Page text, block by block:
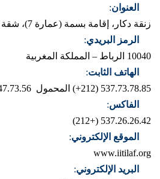
العنوان:
زنقة دكار، إقامة بسمة (عمارة 7)، شقة 2، حي المحيط – الرباط
الرمز البريدي:
10040 الرباط – المملكة المغربية
الهاتف الثابت:
537.73.78.85 (212+)
المحمول 666.47.73.56 (212+)
الفاكس:
537.26.26.42 (+212)
الموقع الإلكتروني:
www.iitilaf.org
البريد الإلكتروني: